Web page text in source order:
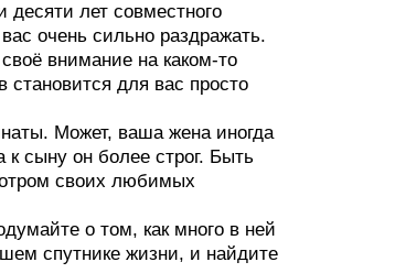
десяти лет совместного
очень сильно раздражать.
внимание на каком-то
становится для вас просто
Может, ваша жена иногда
сыну он более строг. Быть
своих любимых
о том, как много в ней
спутнике жизни, и найдите